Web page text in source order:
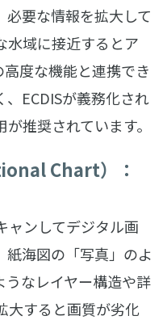
要な情報を拡大して
水域に接近するとア
度な機能と連携でき
ECDISが義務化され
推奨されています。
Chart）：
ャンしてデジタル画
紙海図の「写真」のよ
うなレイヤー構造や詳
大すると画質が劣化